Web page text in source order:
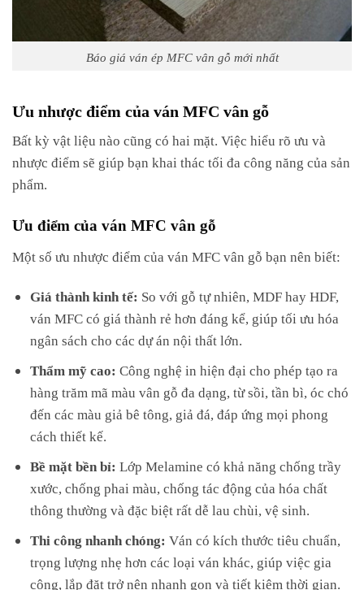
Báo giá ván ép MFC vân gỗ mới nhất
Ưu nhược điểm của ván MFC vân gỗ
Bất kỳ vật liệu nào cũng có hai mặt. Việc hiểu rõ ưu và
nhược điểm sẽ giúp bạn khai thác tối đa công năng của sản
phẩm.
Ưu điểm của ván MFC vân gỗ
Một số ưu nhược điểm của ván MFC vân gỗ bạn nên biết:
Giá thành kinh tế: So với gỗ tự nhiên, MDF hay HDF,
ván MFC có giá thành rẻ hơn đáng kể, giúp tối ưu hóa
ngân sách cho các dự án nội thất lớn.
Thẩm mỹ cao: Công nghệ in hiện đại cho phép tạo ra
hàng trăm mã màu vân gỗ đa dạng, từ sồi, tần bì, óc chó
đến các màu giả bê tông, giả đá, đáp ứng mọi phong
cách thiết kế.
Bề mặt bền bỉ: Lớp Melamine có khả năng chống trầy
xước, chống phai màu, chống tác động của hóa chất
thông thường và đặc biệt rất dễ lau chùi, vệ sinh.
Thi công nhanh chóng: Ván có kích thước tiêu chuẩn,
trọng lượng nhẹ hơn các loại ván khác, giúp việc gia
công, lắp đặt trở nên nhanh gọn và tiết kiệm thời gian.